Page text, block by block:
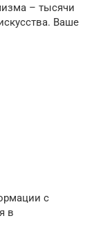
– тысячи
Ваше
с
в